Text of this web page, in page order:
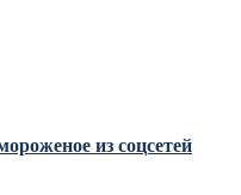
из соцсетей